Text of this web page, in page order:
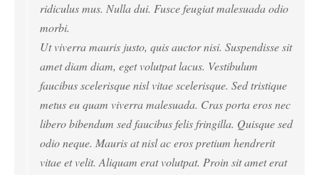
ridiculus mus. Nulla dui. Fusce feugiat malesuada odio
morbi.
Ut viverra mauris justo, quis auctor nisi. Suspendisse sit
amet diam diam, eget volutpat lacus. Vestibulum
faucibus scelerisque nisl vitae scelerisque. Sed tristique
metus eu quam viverra malesuada. Cras porta eros nec
libero bibendum sed faucibus felis fringilla. Quisque sed
odio neque. Mauris at nisl ac eros pretium hendrerit
vitae et velit. Aliquam erat volutpat. Proin sit amet erat